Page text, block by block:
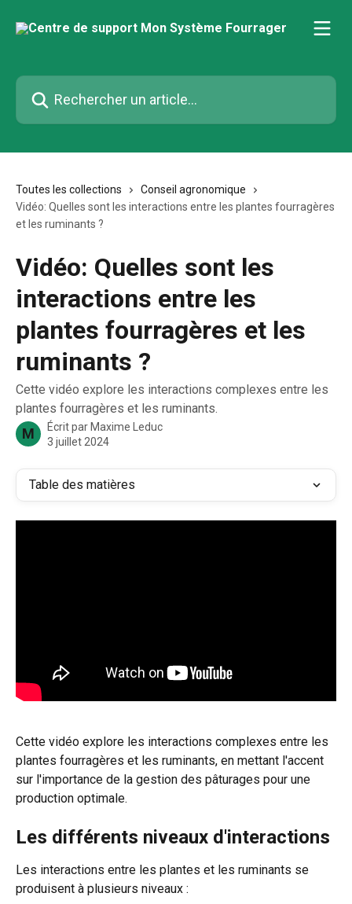
Rechercher un article...
Toutes les collections
Conseil agronomique
Vidéo: Quelles sont les interactions entre les plantes fourragères
et les ruminants ?
Vidéo: Quelles sont les
interactions entre les
plantes fourragères et les
ruminants ?
Cette vidéo explore les interactions complexes entre les
plantes fourragères et les ruminants.
M Écrit par Maxime Leduc
3 juillet 2024
Table des matières
Cette vidéo explore les interactions complexes entre les
plantes fourragères et les ruminants, en mettant l'accent
sur l'importance de la gestion des pâturages pour une
production optimale.
Les différents niveaux d'interactions
Les interactions entre les plantes et les ruminants se
produisent à plusieurs niveaux :